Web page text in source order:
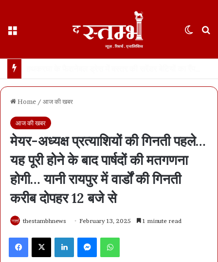
Home / आज की खबर
आज की खबर
मेयर-अध्यक्ष प्रत्याशियों की गिनती पहले…
यह पूरी होने के बाद पार्षदों की मतगणना
होगी… यानी रायपुर में वार्डों की गिनती
करीब दोपहर 12 बजे से
thestambhnews February 13, 2025 1 minute read
Facebook X LinkedIn